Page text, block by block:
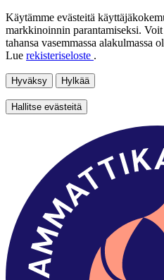
Käytämme evästeitä
markkinoinnin parantamiseksi.
tahansa vasemmassa alakulmassa
Lue rekisteriseloste .
Hyväksy Hylkää
Hallitse evästeitä